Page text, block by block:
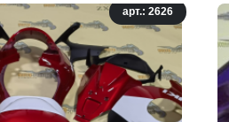
арт.: 2626